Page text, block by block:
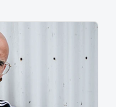
in het
Meijde zo'n drie
zonder
te bespreken.
is een belangrijk